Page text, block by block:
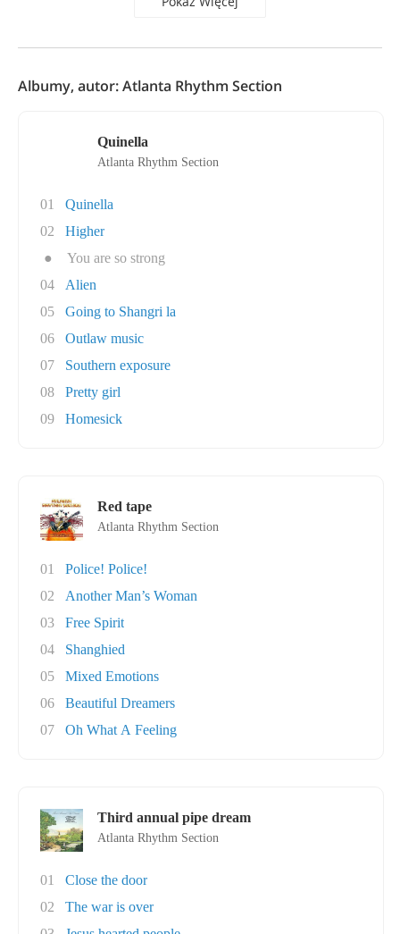
Albumy, autor: Atlanta Rhythm Section
Quinella
Atlanta Rhythm Section
01
Quinella
02
Higher
●
You are so strong
04
Alien
05
Going to Shangri la
06
Outlaw music
07
Southern exposure
08
Pretty girl
09
Homesick
Red tape
Atlanta Rhythm Section
01
Police! Police!
02
Another Man’s Woman
03
Free Spirit
04
Shanghied
05
Mixed Emotions
06
Beautiful Dreamers
07
Oh What A Feeling
Third annual pipe dream
Atlanta Rhythm Section
01
Close the door
02
The war is over